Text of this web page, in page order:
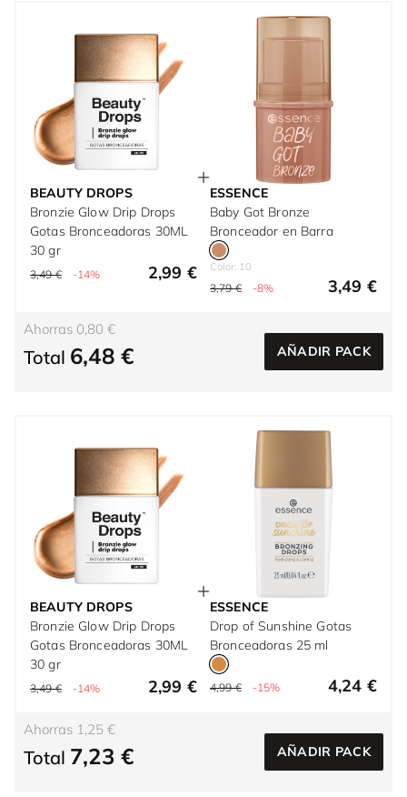
BEAUTY DROPS
Bronzie Glow Drip Drops
Gotas Bronceadoras 30ML
30 gr
3,49 € -14% 2,99 €
ESSENCE
Baby Got Bronze
Bronceador en Barra
Color: 10
3,79 € -8% 3,49 €
Ahorras 0,80 €
Total 6,48 € AÑADIR PACK
BEAUTY DROPS
Bronzie Glow Drip Drops
Gotas Bronceadoras 30ML
30 gr
3,49 € -14% 2,99 €
ESSENCE
Drop of Sunshine Gotas
Bronceadoras 25 ml
4,99 € -15% 4,24 €
Ahorras 1,25 €
Total 7,23 € AÑADIR PACK